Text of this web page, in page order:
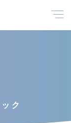
ク